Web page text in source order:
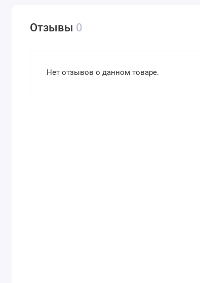
Отзывы 0
Нет отзывов о данном товаре.